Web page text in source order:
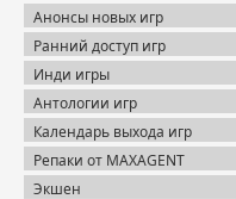
Анонсы новых игр
Ранний доступ игр
Инди игры
Антологии игр
Календарь выхода игр
Репаки от MAXAGENT
Экшен